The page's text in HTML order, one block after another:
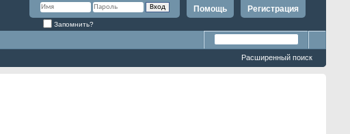
Регистрация
Помощь
Запомнить?
Расширенный поиск